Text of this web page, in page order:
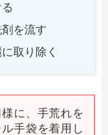
を流す
取り除く
に、手荒れを
手袋を着用し